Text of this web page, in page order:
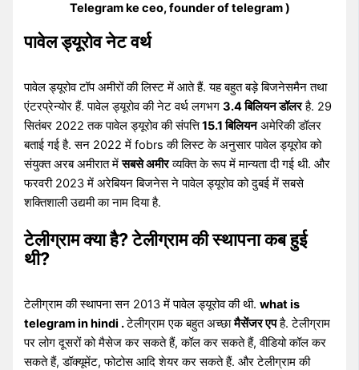
Telegram ke ceo, founder of telegram )
पावेल ड्यूरोव नेट वर्थ
पावेल ड्यूरोव टॉप अमीरों की लिस्ट में आते हैं. यह बहुत बड़े बिजनेसमैन तथा
एंटरप्रेन्योर हैं. पावेल ड्यूरोव की नेट वर्थ लगभग3.4 बिलियन डॉलरहै. 29
सितंबर 2022 तक पावेल ड्यूरोव की संपत्ति15.1 बिलियनअमेरिकी डॉलर
बताई गई है. सन 2022 में fobrs की लिस्ट के अनुसार पावेल ड्यूरोव को
संयुक्त अरब अमीरात मेंसबसे अमीरव्यक्ति के रूप में मान्यता दी गई थी. और
फरवरी 2023 में अरेबियन बिजनेस ने पावेल ड्यूरोव को दुबई में सबसे
शक्तिशाली उद्यमी का नाम दिया है.
टेलीग्राम क्या है? टेलीग्राम की स्थापना कब हुई
थी?
टेलीग्राम की स्थापना सन 2013 में पावेल ड्यूरोव की थी.what is
telegram in hindi .टेलीग्राम एक बहुत अच्छामैसेंजर एपहै. टेलीग्राम
पर लोग दूसरों को मैसेज कर सकते हैं, कॉल कर सकते हैं, वीडियो कॉल कर
सकते हैं, डॉक्यूमेंट, फोटोस आदि शेयर कर सकते हैं. और टेलीग्राम की